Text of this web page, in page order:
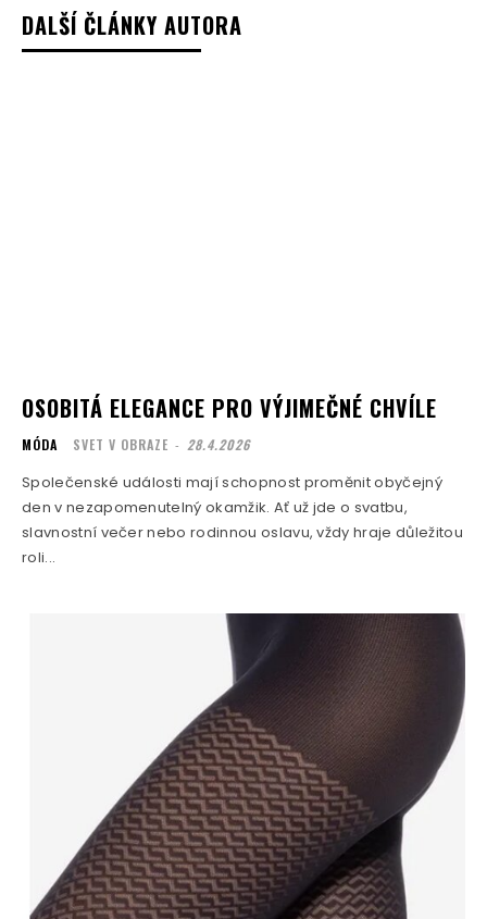
DALŠÍ ČLÁNKY AUTORA
OSOBITÁ ELEGANCE PRO VÝJIMEČNÉ CHVÍLE
MÓDA SVET V OBRAZE - 28.4.2026
Společenské události mají schopnost proměnit obyčejný
den v nezapomenutelný okamžik. Ať už jde o svatbu,
slavnostní večer nebo rodinnou oslavu, vždy hraje důležitou
roli...